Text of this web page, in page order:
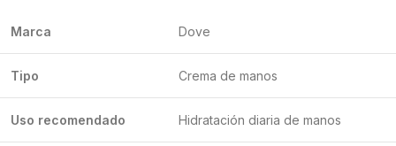
Marca Dove
Tipo Crema de manos
Uso recomendado Hidratación diaria de manos